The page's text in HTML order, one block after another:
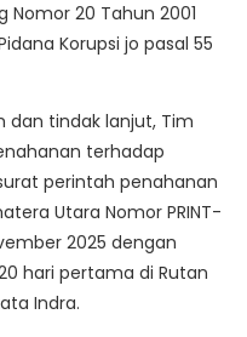
20 Tahun 2001
Korupsi jo pasal 55
dan tindak lanjut, Tim
terhadap
perintah penahanan
Utara Nomor PRINT-
2025 dengan
hari pertama di Rutan
Indra.